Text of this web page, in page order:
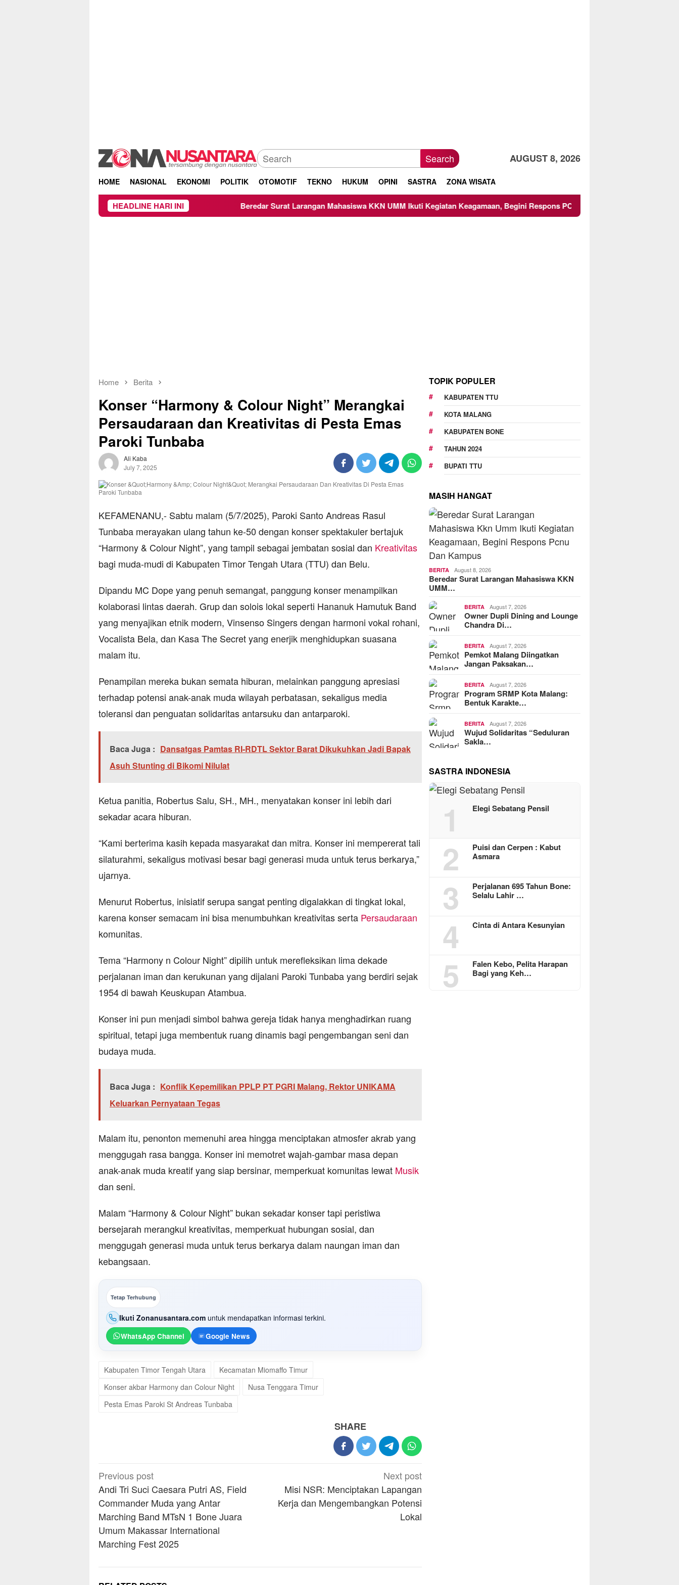
Search AUGUST 8, 2026
HOME NASIONAL EKONOMI POLITIK OTOMOTIF TEKNO HUKUM OPINI SASTRA ZONA WISATA
HEADLINE HARI INI Beredar Surat Larangan Mahasiswa KKN UMM Ikuti Kegiatan Keagamaan, Begini Respons PCNU dan Kampus
Home Berita
Konser “Harmony & Colour Night” Merangkai
Persaudaraan dan Kreativitas di Pesta Emas
Paroki Tunbaba
Ali Kaba
July 7, 2025
KEFAMENANU,- Sabtu malam (5/7/2025), Paroki Santo Andreas Rasul
Tunbaba merayakan ulang tahun ke-50 dengan konser spektakuler bertajuk
“Harmony & Colour Night”, yang tampil sebagai jembatan sosial dan Kreativitas
bagi muda-mudi di Kabupaten Timor Tengah Utara (TTU) dan Belu.
Dipandu MC Dope yang penuh semangat, panggung konser menampilkan
kolaborasi lintas daerah. Grup dan solois lokal seperti Hananuk Hamutuk Band
yang menyajikan etnik modern, Vinsenso Singers dengan harmoni vokal rohani,
Vocalista Bela, dan Kasa The Secret yang enerjik menghidupkan suasana
malam itu.
Penampilan mereka bukan semata hiburan, melainkan panggung apresiasi
terhadap potensi anak-anak muda wilayah perbatasan, sekaligus media
toleransi dan penguatan solidaritas antarsuku dan antarparoki.
Baca Juga : Dansatgas Pamtas RI-RDTL Sektor Barat Dikukuhkan Jadi Bapak
Asuh Stunting di Bikomi Nilulat
Ketua panitia, Robertus Salu, SH., MH., menyatakan konser ini lebih dari
sekadar acara hiburan.
“Kami berterima kasih kepada masyarakat dan mitra. Konser ini mempererat tali
silaturahmi, sekaligus motivasi besar bagi generasi muda untuk terus berkarya,”
ujarnya.
Menurut Robertus, inisiatif serupa sangat penting digalakkan di tingkat lokal,
karena konser semacam ini bisa menumbuhkan kreativitas serta Persaudaraan
komunitas.
Tema “Harmony n Colour Night” dipilih untuk merefleksikan lima dekade
perjalanan iman dan kerukunan yang dijalani Paroki Tunbaba yang berdiri sejak
1954 di bawah Keuskupan Atambua.
Konser ini pun menjadi simbol bahwa gereja tidak hanya menghadirkan ruang
spiritual, tetapi juga membentuk ruang dinamis bagi pengembangan seni dan
budaya muda.
Baca Juga : Konflik Kepemilikan PPLP PT PGRI Malang, Rektor UNIKAMA
Keluarkan Pernyataan Tegas
Malam itu, penonton memenuhi area hingga menciptakan atmosfer akrab yang
menggugah rasa bangga. Konser ini memotret wajah-gambar masa depan
anak-anak muda kreatif yang siap bersinar, memperkuat komunitas lewat Musik
dan seni.
Malam “Harmony & Colour Night” bukan sekadar konser tapi peristiwa
bersejarah merangkul kreativitas, memperkuat hubungan sosial, dan
menggugah generasi muda untuk terus berkarya dalam naungan iman dan
kebangsaan.
Tetap Terhubung
Ikuti Zonanusantara.com untuk mendapatkan informasi terkini.
WhatsApp Channel Google News
Kabupaten Timor Tengah Utara
Kecamatan Miomaffo Timur
Konser akbar Harmony dan Colour Night
Nusa Tenggara Timur
Pesta Emas Paroki St Andreas Tunbaba
SHARE
Post
navigation
Previous post
Andi Tri Suci Caesara Putri AS, Field
Commander Muda yang Antar
Marching Band MTsN 1 Bone Juara
Umum Makassar International
Marching Fest 2025
Next post
Misi NSR: Menciptakan Lapangan
Kerja dan Mengembangkan Potensi
Lokal
TOPIK POPULER
KABUPATEN TTU
KOTA MALANG
KABUPATEN BONE
TAHUN 2024
BUPATI TTU
MASIH HANGAT
BERITA August 8, 2026
Beredar Surat Larangan Mahasiswa KKN
UMM…
BERITA August 7, 2026
Owner Dupli Dining and Lounge
Chandra Di…
BERITA August 7, 2026
Pemkot Malang Diingatkan
Jangan Paksakan…
BERITA August 7, 2026
Program SRMP Kota Malang:
Bentuk Karakte…
BERITA August 7, 2026
Wujud Solidaritas “Seduluran
Sakla…
SASTRA INDONESIA
1 Elegi Sebatang Pensil
2
Puisi dan Cerpen : Kabut
Asmara
3
Perjalanan 695 Tahun Bone:
Selalu Lahir …
4 Cinta di Antara Kesunyian
5
Falen Kebo, Pelita Harapan
Bagi yang Keh…